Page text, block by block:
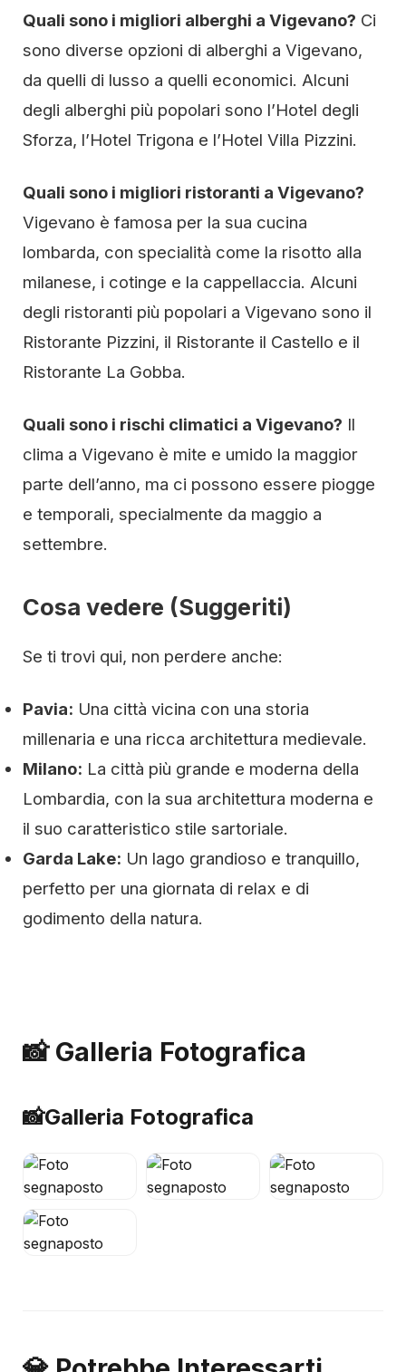
Quali sono i migliori alberghi a Vigevano? Ci
sono diverse opzioni di alberghi a Vigevano,
da quelli di lusso a quelli economici. Alcuni
degli alberghi più popolari sono l’Hotel degli
Sforza, l’Hotel Trigona e l’Hotel Villa Pizzini.
Quali sono i migliori ristoranti a Vigevano?
Vigevano è famosa per la sua cucina
lombarda, con specialità come la risotto alla
milanese, i cotinge e la cappellaccia. Alcuni
degli ristoranti più popolari a Vigevano sono il
Ristorante Pizzini, il Ristorante il Castello e il
Ristorante La Gobba.
Quali sono i rischi climatici a Vigevano? Il
clima a Vigevano è mite e umido la maggior
parte dell’anno, ma ci possono essere piogge
e temporali, specialmente da maggio a
settembre.
Cosa vedere (Suggeriti)
Se ti trovi qui, non perdere anche:
Pavia: Una città vicina con una storia
millenaria e una ricca architettura medievale.
Milano: La città più grande e moderna della
Lombardia, con la sua architettura moderna e
il suo caratteristico stile sartoriale.
Garda Lake: Un lago grandioso e tranquillo,
perfetto per una giornata di relax e di
godimento della natura.
📸 Galleria Fotografica
📸Galleria Fotografica